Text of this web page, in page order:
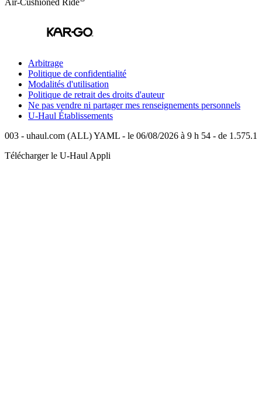
Arbitrage
Politique de confidentialité
Modalités d'utilisation
Politique de retrait des droits d'auteur
Ne pas vendre ni partager mes renseignements personnels
U-Haul Établissements
003 - uhaul.com (ALL) YAML - le 06/08/2026 à 9 h 54 - de 1.575.1
Télécharger le U-Haul Appli